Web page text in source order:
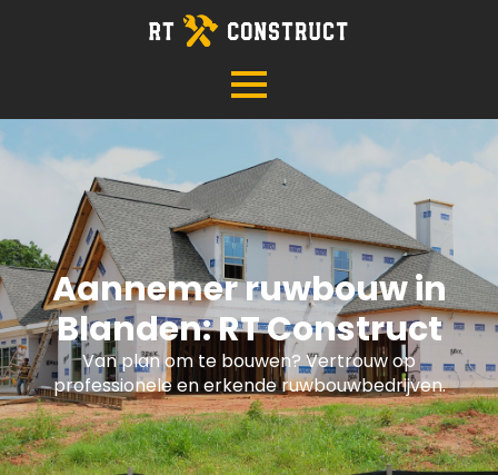
Aannemer ruwbouw in
Blanden: RT Construct
Van plan om te bouwen? Vertrouw op
professionele en erkende ruwbouwbedrijven.